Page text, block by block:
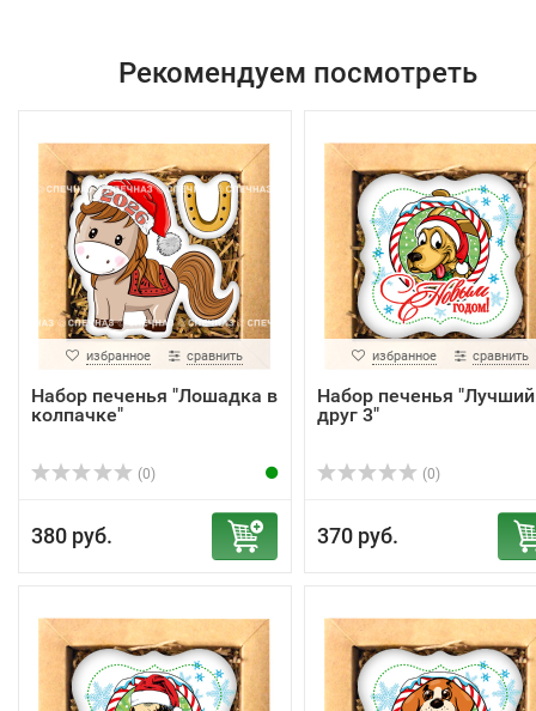
Рекомендуем посмотреть
избранное сравнить
Набор печенья "Лошадка в
колпачке"
(0)
380 руб.
избранное сравнить
Набор печенья "Лучший
друг 3"
(0)
370 руб.